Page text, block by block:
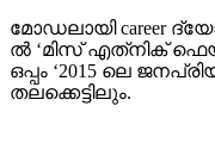
മോഡലായി career
ൽ ‘മിസ് എത്‌നിക്
ഒപ്പം ‘2015 ലെ
തലക്കെട്ടിലും.